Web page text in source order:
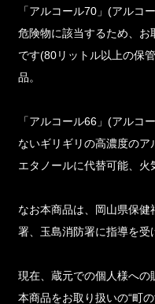
「アルコール70」(アルコ
危険物に該当するため、
です(80リットル以上の保
品。
「アルコール66」(アルコ
ないギリギリの高濃度の
エタノールに代替可能、火
なお本商品は、岡山県保
署、玉島消防署に指導を受
現在、蔵元での個人様への
本商品をお取り扱いの“町